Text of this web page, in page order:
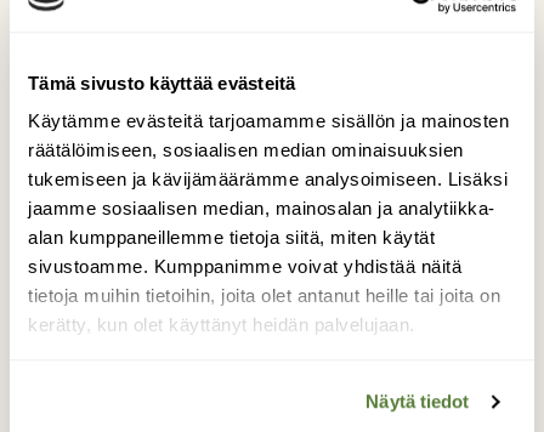
Tämä sivusto käyttää evästeitä
Käytämme evästeitä tarjoamamme sisällön ja mainosten
räätälöimiseen, sosiaalisen median ominaisuuksien
tukemiseen ja kävijämäärämme analysoimiseen. Lisäksi
jaamme sosiaalisen median, mainosalan ja analytiikka-
alan kumppaneillemme tietoja siitä, miten käytät
sivustoamme. Kumppanimme voivat yhdistää näitä
tietoja muihin tietoihin, joita olet antanut heille tai joita on
kerätty, kun olet käyttänyt heidän palvelujaan.
Näytä tiedot
Kevättanssit
Katselin ikkunasta pihanperiltä alkavassa
ryteikössä kisailevia rusakoita. Niitä näkyy
siellä säännöllisesti, mutta ennen en ole
nähnyt näin montaa yksilöä kerrallaan. Kisat
kestivät niin kauan, että ehdin hyvin ottaa
kameran esille. Kuvasin ikkunan läpi, vaikka
tuskin rusakot olisivat häiriintyneet, vaikka
olisin mennyt lähemmäs.
Kuvaaja: Manna Kopra